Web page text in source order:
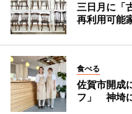
三日月に「
再利用可能
食べる
佐賀市開成
フ」 神埼